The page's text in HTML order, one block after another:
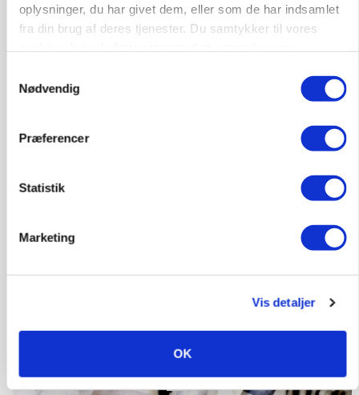
oplysninger, du har givet dem, eller som de har indsamlet
fra din brug af deres tjenester. Du samtykker til vores
Nødvendig
Præferencer
Statistik
Marketing
Vis detaljer
OK
landbrugets ejerstruktur
Annonce
Loading...